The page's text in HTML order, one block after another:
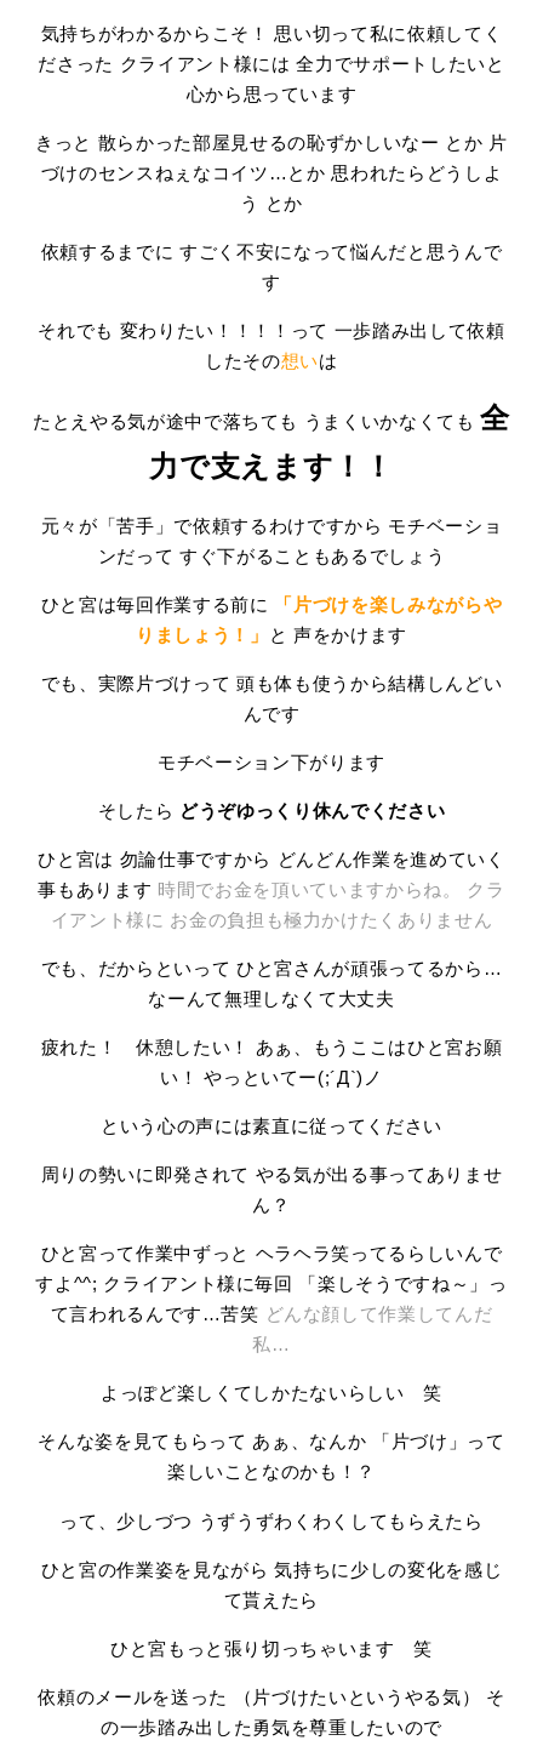
気持ちがわかるからこそ！
思い切って私に依頼してく
ださった クライアント様には 全力でサポートしたいと
心から思っています
きっと 散らかった部屋見せるの恥ずかしいなー とか 片
づけのセンスねぇなコイツ…とか 思われたらどうしよ
う
とか
依頼するまでに すごく不安になって悩んだと思うんで
す
それでも 変わりたい！！！！ って 一歩踏み出して依頼
したその想いは
たとえやる気が途中で落ちても うまくいかなくても 全
力で支えます！！
元々が「苦手」で依頼するわけですから モチベーショ
ンだって すぐ下がることもあるでしょう
ひと宮は毎回作業する前に
「片づけを楽しみながらや
りましょう！」
と 声をかけます
でも、実際片づけって 頭も体も使うから結構しんどい
んです
モチベーション下がります
そしたら どうぞゆっくり休んでください
ひと宮は 勿論仕事ですから どんどん作業を進めていく
事もあります 時間でお金を頂いていますからね。
クラ
イアント様に お金の負担も極力かけたくありません
でも、だからといって ひと宮さんが頑張ってるから…
なーんて無理しなくて大丈夫
疲れた！ 休憩したい！ あぁ、もうここはひと宮お願
い！ やっといてー(;´Д`)ノ
という心の声には素直に従ってください
周りの勢いに即発されて やる気が出る事ってありませ
ん？
ひと宮って作業中ずっと ヘラヘラ笑ってるらしいんで
すよ^^; クライアント様に毎回 「楽しそうですね～」っ
て言われるんです…苦笑 どんな顔して作業してんだ
私…
よっぽど楽しくてしかたないらしい 笑
そんな姿を見てもらって あぁ、なんか 「片づけ」って
楽しいことなのかも！？
って、少しづつ うずうずわくわくしてもらえたら
ひと宮の作業姿を見ながら 気持ちに少しの変化を感じ
て貰えたら
ひと宮もっと張り切っちゃいます 笑
依頼のメールを送った （片づけたいというやる気） そ
の一歩踏み出した勇気を尊重したいので